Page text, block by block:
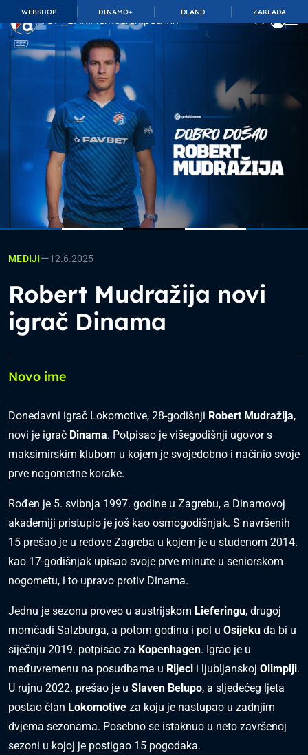
WEBSHOP DINAMO+ DLAND ZAKLADA
TOP_BAR.MembershipSuffix
MEDIJI—12.6.2025
Robert Mudražija novi
igrač Dinama
Novo ime
Donedavni igrač Lokomotive, 28-godišnji Robert Mudražija,
novi je igrač Dinama. Potpisao je višegodišnji ugovor s
maksimirskim klubom u kojem je svojedobno i načinio svoje
prve nogometne korake.
Rođen je 5. svibnja 1997. godine u Zagrebu, a Dinamovoj
akademiji pristupio je još kao osmogodišnjak. S navršenih
15 prešao je u redove Zagreba u kojem je u studenom 2014.
kao 17-godišnjak upisao svoje prve minute u seniorskom
nogometu, i to upravo protiv Dinama.
Jednu je sezonu proveo u austrijskom Lieferingu, drugoj
momčadi Salzburga, a potom godinu i pol u Osijeku da bi u
siječnju 2019. potpisao za Kopenhagen. Igrao je u
međuvremenu na posudbama u Rijeci i ljubljanskoj Olimpiji.
U rujnu 2022. prešao je u Slaven Belupo, a sljedećeg ljeta
postao član Lokomotive za koju je nastupao u zadnjim
dvjema sezonama. Posebno se istaknuo u neto završenoj
sezoni u kojoj je postigao 15 pogodaka.